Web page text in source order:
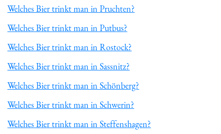
Welches Bier trinkt man in Pruchten?
Welches Bier trinkt man in Putbus?
Welches Bier trinkt man in Rostock?
Welches Bier trinkt man in Sassnitz?
Welches Bier trinkt man in Schönberg?
Welches Bier trinkt man in Schwerin?
Welches Bier trinkt man in Steffenshagen?